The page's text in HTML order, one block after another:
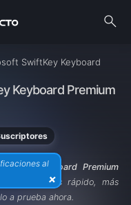
search
SwiftKey Keyboard
Keyboard Premium
al
×
Keyboard Premium
¡Más rápido, más
a prueba ahora.